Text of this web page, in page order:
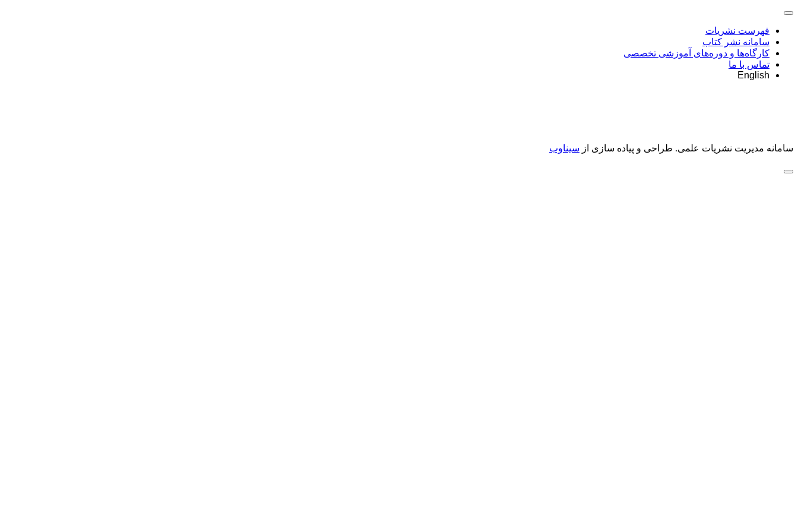
فهرست نشریات
سامانه نشر کتاب
کارگاه‌ها و دوره‌های آموزشی تخصصی
تماس با ما
English
سامانه مدیریت نشریات علمی. طراحی و پیاده سازی از سیناوب